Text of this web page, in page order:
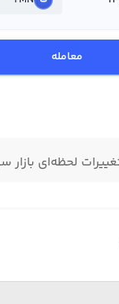
معامله
لحظه‌ای بازار